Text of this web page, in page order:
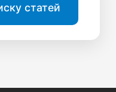
статей